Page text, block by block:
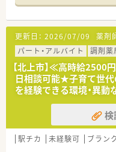
＜ こんな店舗です！ ＞
■一包化監査支援シ
機材をそろえている店
■薬剤師は9名在籍し
■在宅医療にも取り組
■JR柳原駅から車で4
＜ 企業紹介 ＞
■岩手県北上市に本社
5店舗展開しておりま
北上市・奥州市を中
です。
■代表は女性で、門前
更新日： 2026/07/09 薬剤
パート・アルバイト
調剤薬
【北上市】≪高時給2500
日相談可能★子育て世代
を経験できる環境・異
検
駅チカ 未経験可 ブラン